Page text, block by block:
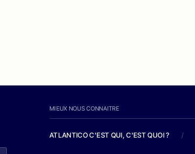
MIEUX NOUS CONNAITRE
ATLANTICO C'EST QUI, C'EST QUOI ? /